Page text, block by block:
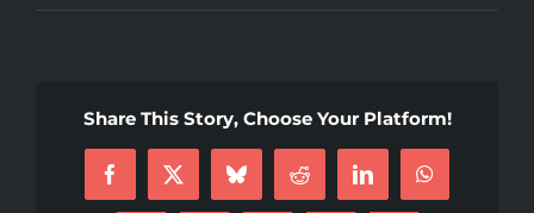
Share This Story, Choose Your Platform!
Facebook
X BlueskyReddit LinkedInWhatsApp